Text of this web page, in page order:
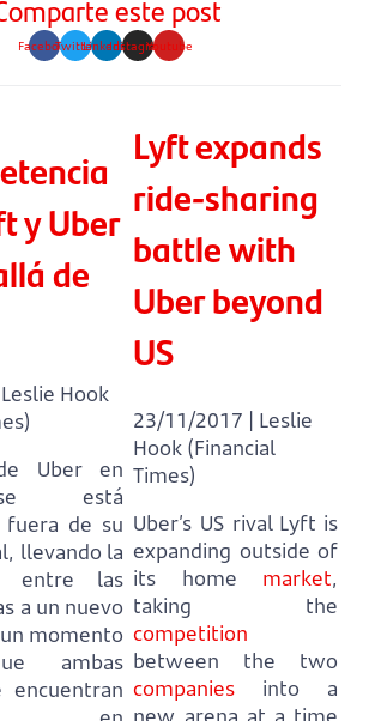
este post
FacebookTwitterLinkedinInstagramYoutube
y Uber
de
Hook
Uber en
está
fuera de su
llevando la
entre las
a un nuevo
momento
ambas
encuentran
Lyft expands
ride-sharing
battle with
Uber beyond
US
23/11/2017 | Leslie
Hook (Financial
Times)
Uber’s US rival Lyft is
expanding outside of
its home market,
taking the
competition
between the two
companies into a